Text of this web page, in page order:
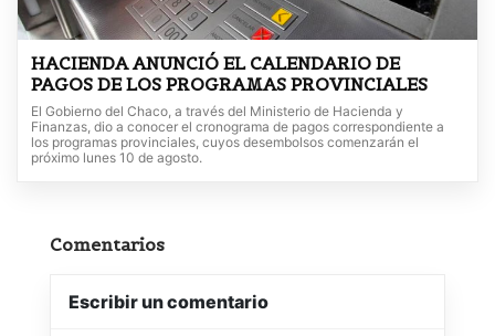
HACIENDA ANUNCIÓ EL CALENDARIO DE
PAGOS DE LOS PROGRAMAS PROVINCIALES
El Gobierno del Chaco, a través del Ministerio de Hacienda y
Finanzas, dio a conocer el cronograma de pagos correspondiente a
los programas provinciales, cuyos desembolsos comenzarán el
próximo lunes 10 de agosto.
Comentarios
Escribir un comentario